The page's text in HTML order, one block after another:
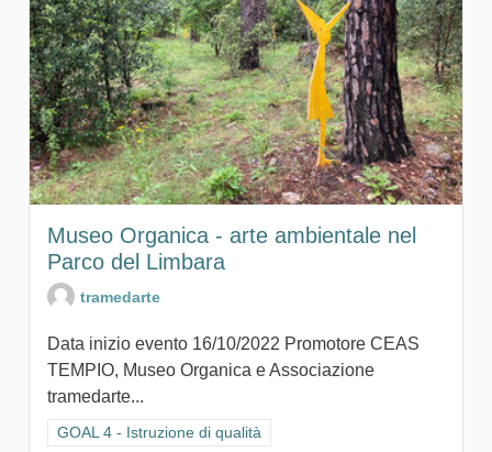
Museo Organica - arte ambientale nel
Parco del Limbara
tramedarte
Data inizio evento 16/10/2022 Promotore CEAS
TEMPIO, Museo Organica e Associazione
tramedarte...
Filtra i risultati per categoria: GOAL 4 - Istruzione di qualità
GOAL 4 - Istruzione di qualità